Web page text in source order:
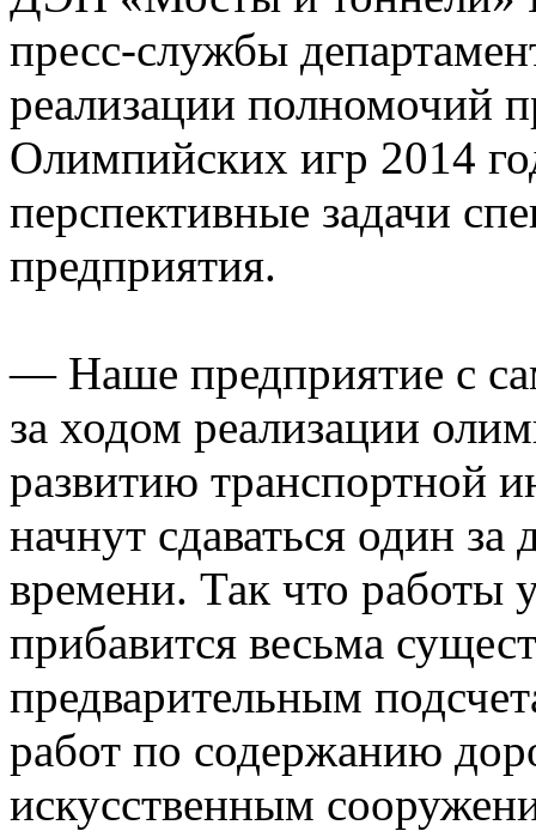
пресс-службы
реализации полномочий
Олимпийских игр 2014
перспективные задачи
предприятия.
— Наше предприятие с
за ходом реализации
развитию транспортной
начнут сдаваться один
времени. Так что работы
прибавится весьма
предварительным
работ по содержанию
искусственным